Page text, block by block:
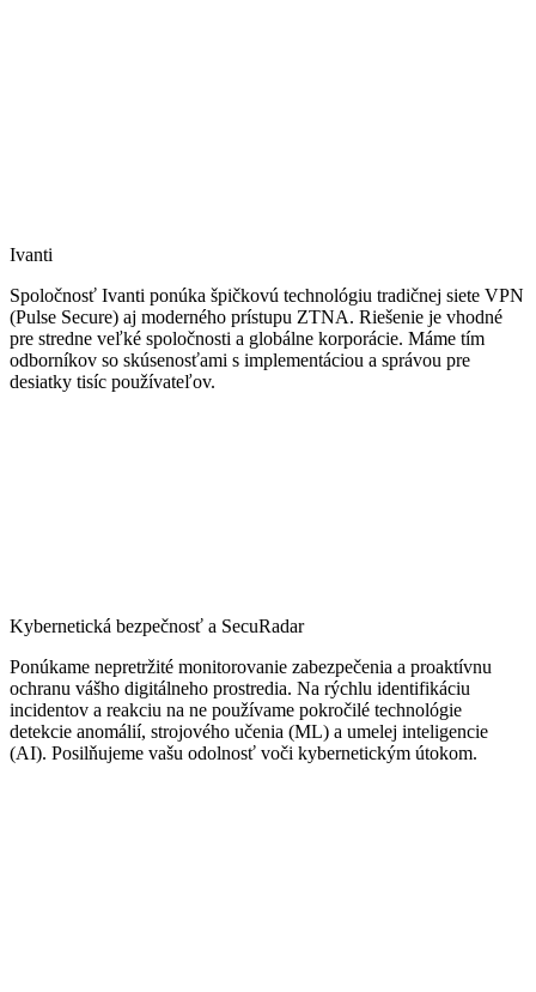
Ivanti
Spoločnosť Ivanti ponúka špičkovú technológiu tradičnej siete VPN
(Pulse Secure) aj moderného prístupu ZTNA. Riešenie je vhodné
pre stredne veľké spoločnosti a globálne korporácie. Máme tím
odborníkov so skúsenosťami s implementáciou a správou pre
desiatky tisíc používateľov.
Kybernetická bezpečnosť a SecuRadar
Ponúkame nepretržité monitorovanie zabezpečenia a proaktívnu
ochranu vášho digitálneho prostredia. Na rýchlu identifikáciu
incidentov a reakciu na ne používame pokročilé technológie
detekcie anomálií, strojového učenia (ML) a umelej inteligencie
(AI). Posilňujeme vašu odolnosť voči kybernetickým útokom.